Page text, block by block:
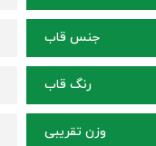
جنس قاب
رنگ قاب
وزن تقریبی